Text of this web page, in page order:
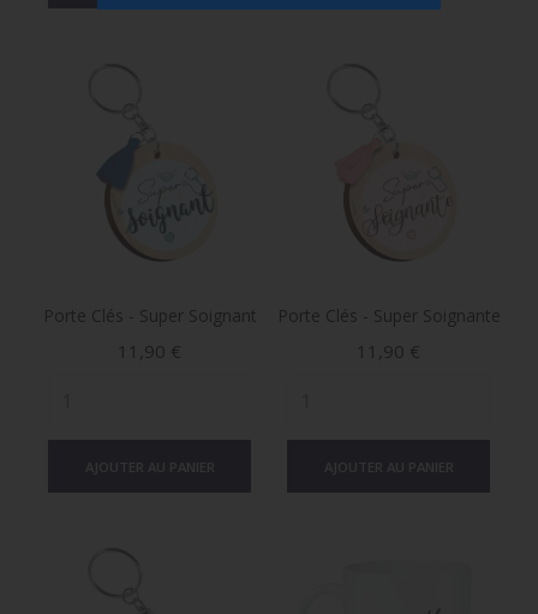
Porte Clés - Super Soignant
Prix
11,90 €
Porte Clés - Super Soignante
Prix
11,90 €